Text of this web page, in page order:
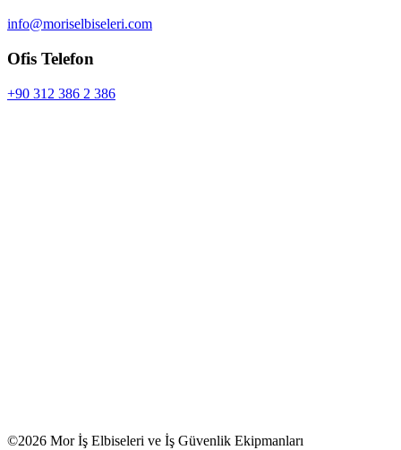
info@moriselbiseleri.com
Ofis Telefon
+90 312 386 2 386
©2026 Mor İş Elbiseleri ve İş Güvenlik Ekipmanları